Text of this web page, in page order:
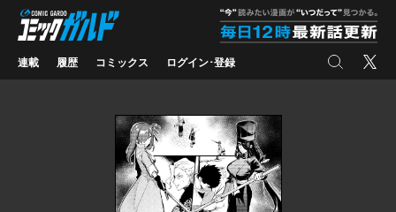
コミックガルド
連載 履歴 コミックス ログイン･登録 検索 X